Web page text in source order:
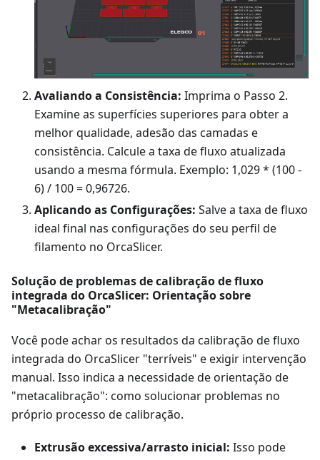
Avaliando a Consistência: Imprima o Passo 2.
Examine as superfícies superiores para obter a
melhor qualidade, adesão das camadas e
consistência. Calcule a taxa de fluxo atualizada
usando a mesma fórmula. Exemplo: 1,029 * (100 -
6) / 100 = 0,96726.
Aplicando as Configurações: Salve a taxa de fluxo
ideal final nas configurações do seu perfil de
filamento no OrcaSlicer.
Solução de problemas de calibração de fluxo
integrada do OrcaSlicer: Orientação sobre
"Metacalibração"
Você pode achar os resultados da calibração de fluxo
integrada do OrcaSlicer "terríveis" e exigir intervenção
manual. Isso indica a necessidade de orientação de
"metacalibração": como solucionar problemas no
próprio processo de calibração.
Extrusão excessiva/arrasto inicial: Isso pode